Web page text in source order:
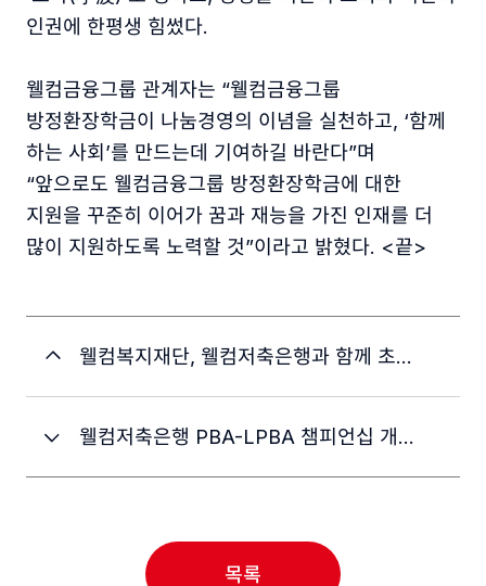
인권에 한평생 힘썼다.
웰컴금융그룹 관계자는 “웰컴금융그룹
방정환장학금이 나눔경영의 이념을 실천하고, ‘함께
하는 사회’를 만드는데 기여하길 바란다”며
“앞으로도 웰컴금융그룹 방정환장학금에 대한
지원을 꾸준히 이어가 꿈과 재능을 가진 인재를 더
많이 지원하도록 노력할 것”이라고 밝혔다. <끝>
웰컴복지재단, 웰컴저축은행과 함께 초등학생 90여 명 대상 금융교육 진행해
웰컴저축은행 PBA-LPBA 챔피언십 개막식 개최… 오는 30일까지 열려
목록